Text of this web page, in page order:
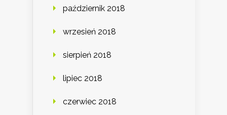
październik 2018
wrzesień 2018
sierpień 2018
lipiec 2018
czerwiec 2018